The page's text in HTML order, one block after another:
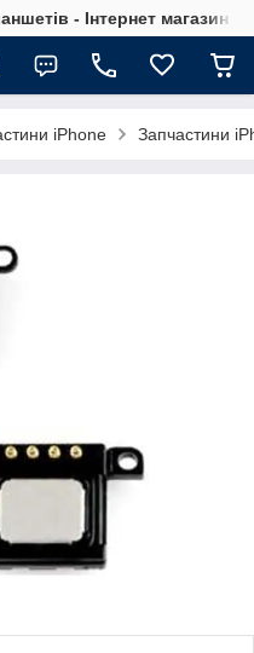
- Інтернет магазин
iPhone Запчастини